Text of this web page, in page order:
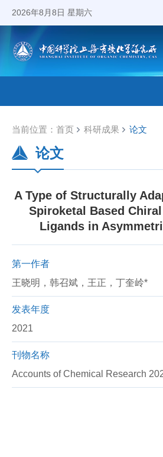
2026年8月8日 星期六
当前位置： 首页 科研成果 论文
论文
A Type of Structurally
Spiroketal Based
Ligands in
第一作者
王晓明，韩召斌，王正，丁奎岭*
发表年度
2021
刊物名称
Accounts of Chemical Research